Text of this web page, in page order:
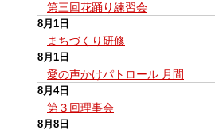
第三回花踊り練習会
8月1日
まちづくり研修
8月1日
愛の声かけパトロール 月間
8月4日
第３回理事会
8月8日